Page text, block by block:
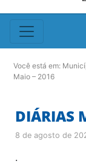
Você está em:
Maio – 2016
DIÁRIAS
8 de agosto de
.